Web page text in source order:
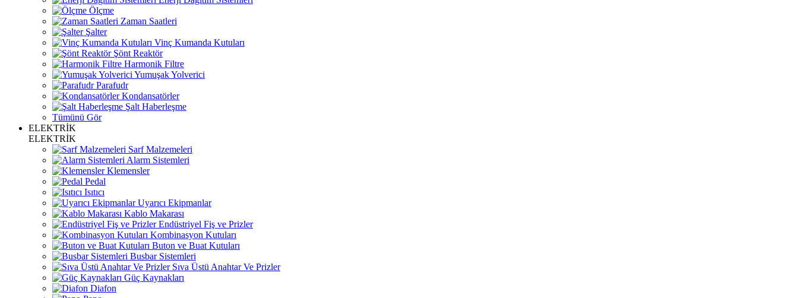
Ölçme
Zaman Saatleri
Şalter
Vinç Kumanda Kutuları
Şönt Reaktör
Harmonik Filtre
Yumuşak Yolverici
Parafudr
Kondansatörler
Şalt Haberleşme
Tümünü Gör
ELEKTRİK
ELEKTRİK
Sarf Malzemeleri
Alarm Sistemleri
Klemensler
Pedal
Isıtıcı
Uyarıcı Ekipmanlar
Kablo Makarası
Endüstriyel Fiş ve Prizler
Kombinasyon Kutuları
Buton ve Buat Kutuları
Busbar Sistemleri
Sıva Üstü Anahtar Ve Prizler
Güç Kaynakları
Diafon